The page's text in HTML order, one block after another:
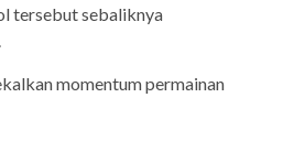
tersebut sebaliknya
momentum permainan